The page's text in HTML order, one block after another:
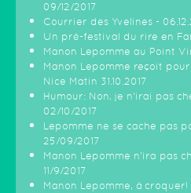
09/12/2017
Courrier des Yvelines -
Un pré-festival du rire en
Manon Lepomme au Point
Manon Lepomme reçoit
Nice Matin 31.10.2017
Humour: Non, je n’irai pas
02/10/2017
Lepomme ne se cache pas
25/09/2017
Manon Lepomme n'ira pas
11/9/2017
Manon Lepomme, à croquer!